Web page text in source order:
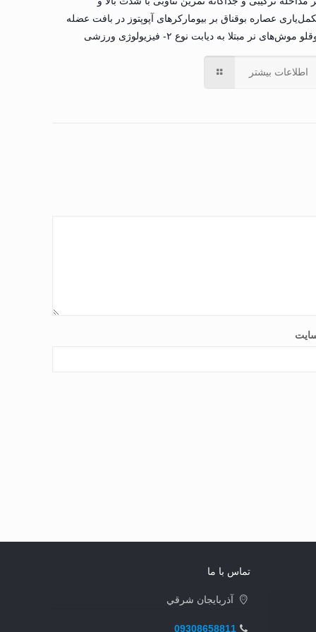
عصاره بوقناق بر بیومارکرهای آپوپتوز در بافت عضله
موش‌های نر مبتلا به دیابت نوع ۲- فیزیولوژی ورزشی
اطلاعات بیشتر
تماس با ما
آذربايجان شرقي
09308658811